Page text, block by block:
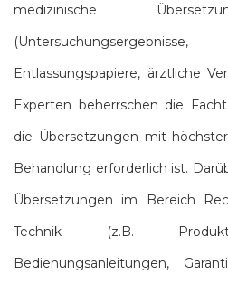
medizinische
(Untersuchungsergebnisse,
Entlassungspapiere, ärztliche
Experten beherrschen die
die Übersetzungen mit
Behandlung erforderlich ist.
Übersetzungen im Bereich
Technik (z.B.
Bedienungsanleitungen,